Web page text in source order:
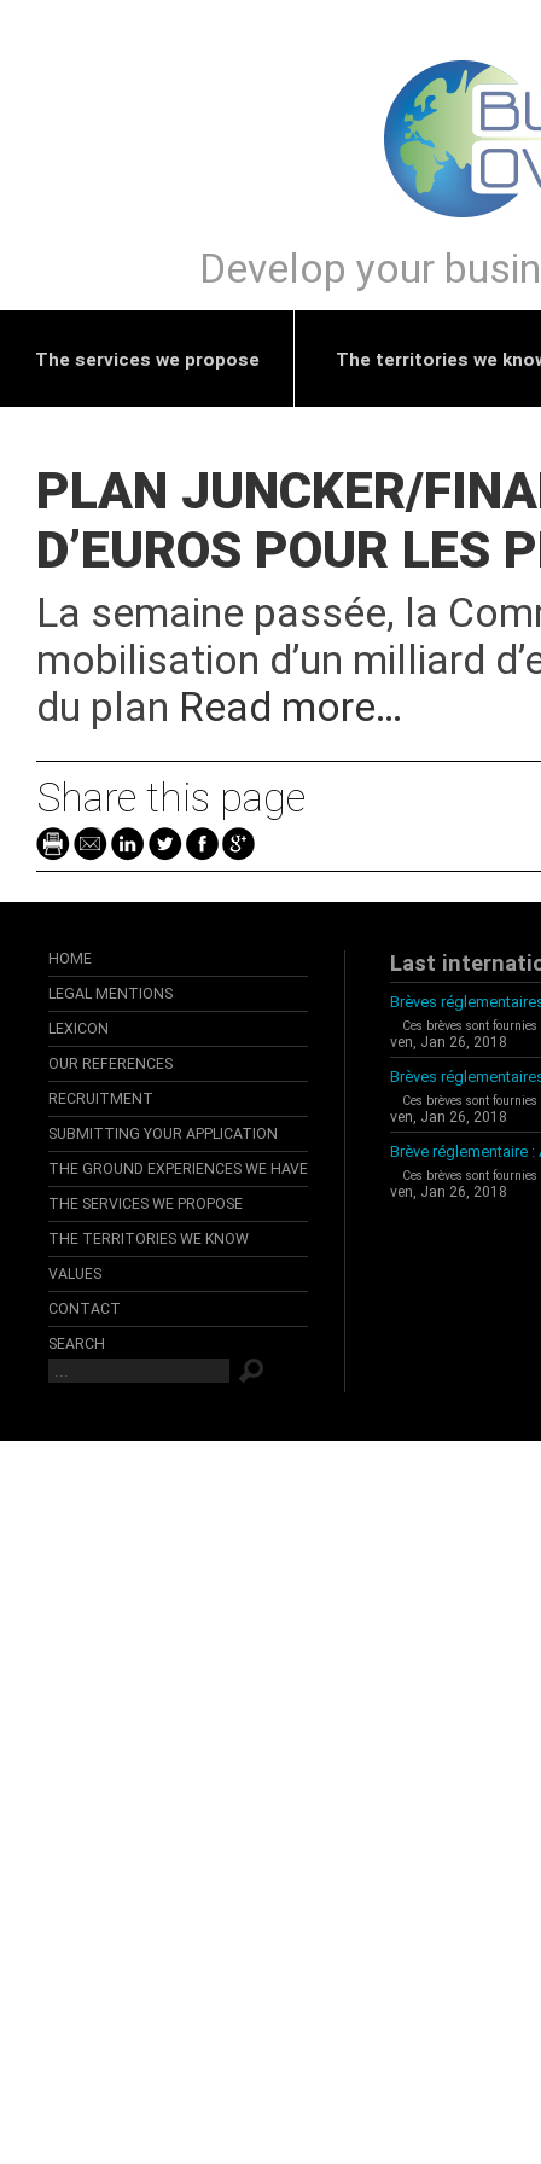
Develop your
The services we propose The territories we
PLAN JUNCKER/
D’EUROS POUR LES
La semaine passée, la
mobilisation d’un milliard
du plan Read more…
Share this page
HOME
LEGAL MENTIONS
LEXICON
OUR REFERENCES
RECRUITMENT
SUBMITTING YOUR APPLICATION
THE GROUND EXPERIENCES WE HAVE
THE SERVICES WE PROPOSE
THE TERRITORIES WE KNOW
VALUES
CONTACT
SEARCH
Last
Brèves
Ces brèves sont
ven, Jan 26, 2018
Brèves
Ces brèves sont
ven, Jan 26, 2018
Brève réglementaire :
Ces brèves sont
ven, Jan 26, 2018